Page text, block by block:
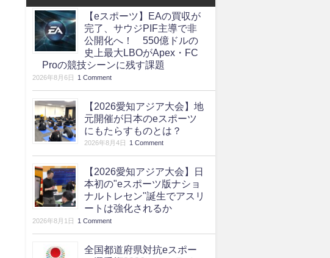
【eスポーツ】EAの買収が
完了、サウジPIF主導で非
公開化へ！ 550億ドルの
史上最大LBOがApex・FC
Proの競技シーンに残す課題
2026年8月6日 1 Comment
【2026愛知アジア大会】地
元開催が日本のeスポーツ
にもたらすものとは？
2026年8月4日 1 Comment
【2026愛知アジア大会】日
本初の"eスポーツ版ナショ
ナルトレセン"誕生でアスリ
ートは強化されるか
2026年8月1日 1 Comment
全国都道府県対抗eスポー